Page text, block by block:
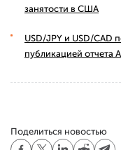
занятости в США
USD/JPY и USD/CAD
публикацией отчета
Поделиться новостью